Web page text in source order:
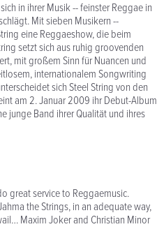
in ihrer Musik -- feinster Reggae in
Mit sieben Musikern --
eine Reggaeshow, die beim
setzt sich aus ruhig groovenden
mit großem Sinn für Nuancen und
internationalem Songwriting
sich Steel String von den
am 2. Januar 2009 ihr Debut-Album
junge Band ihrer Qualität und ihres
great service to Reggaemusic.
the Strings, in an adequate way,
Maxim Joker and Christian Minor